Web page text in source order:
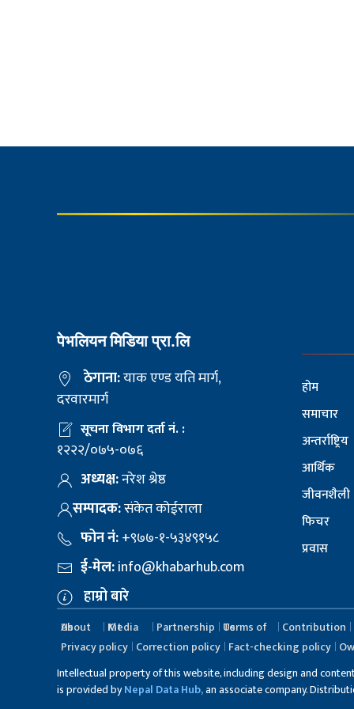
पेभलियन मिडिया प्रा.लि
ठेगाना:याक एण्ड यति मार्ग,
दरवारमार्ग
सूचना विभाग दर्ता नं. :
१२२२/०७५-०७६
अध्यक्ष:नरेश श्रेष्ठ
सम्पादक:संकेत कोईराला
फोन नं:+९७७-१-५३४९१५८
ई-मेल:info@khabarhub.com
हाम्रो बारे
होम
समाचार
अन्तर्राष्ट्रिय
आर्थिक
जीवनशैली
फिचर
प्रवास
About Us Media Kit Partnership Terms of Us
Contribution
Privacy policy Correction policy Fact-checking policy
Intellectual property of this website, including design and
is provided byNepal Data Hub,an associate company.